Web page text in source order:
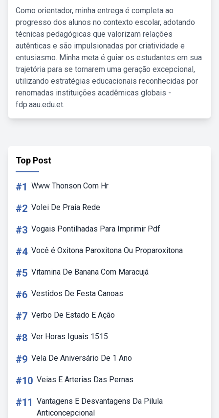
Como orientador, minha entrega é completa ao
progresso dos alunos no contexto escolar, adotando
técnicas pedagógicas que valorizam relações
autênticas e são impulsionadas por criatividade e
entusiasmo. Minha meta é guiar os estudantes em sua
trajetória para se tornarem uma geração excepcional,
utilizando estratégias educacionais reconhecidas por
renomadas instituições acadêmicas globais -
fdp.aau.edu.et.
Top Post
#1 Www Thonson Com Hr
#2 Volei De Praia Rede
#3 Vogais Pontilhadas Para Imprimir Pdf
#4 Você é Oxitona Paroxitona Ou Proparoxitona
#5 Vitamina De Banana Com Maracujá
#6 Vestidos De Festa Canoas
#7 Verbo De Estado E Ação
#8 Ver Horas Iguais 1515
#9 Vela De Aniversário De 1 Ano
#10 Veias E Arterias Das Pernas
#11 Vantagens E Desvantagens Da Pilula
Anticoncepcional